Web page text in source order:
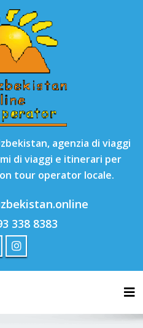
agenzia di viaggi
di viaggi e itinerari per
tour operator locale.
338 8383